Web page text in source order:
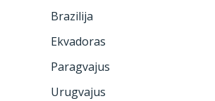
Brazilija
Ekvadoras
Paragvajus
Urugvajus